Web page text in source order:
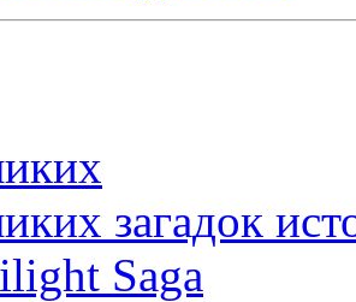
загадок
Saga